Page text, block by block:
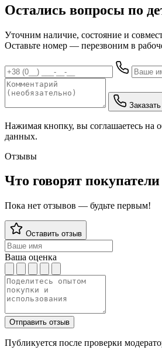
Остались вопросы по
Уточним наличие, состояние и
Оставьте номер — перезвоним в
Нажимая кнопку, вы соглашаетесь на
данных.
Отзывы
Что говорят покупатели
Пока нет отзывов — будьте первым!
Оставить отзыв
Ваша оценка
Отправить отзыв
Публикуется после проверки